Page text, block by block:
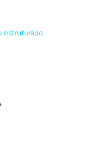
estruturado